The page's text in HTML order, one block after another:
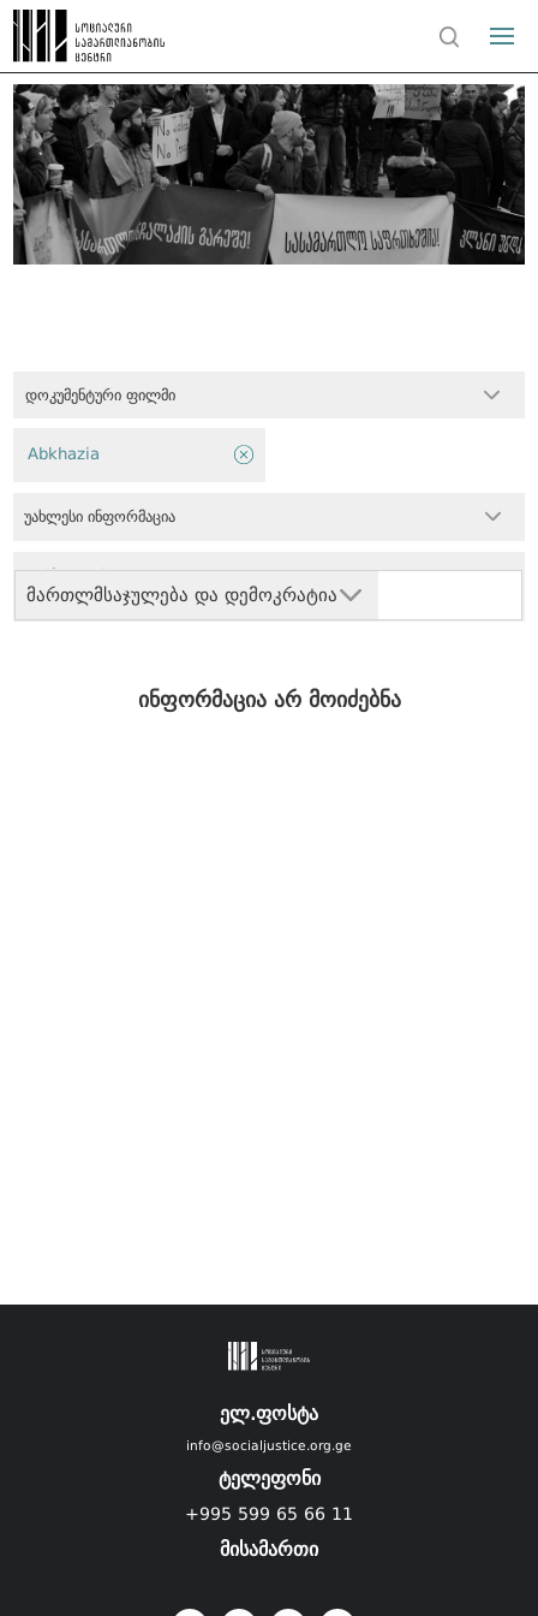
დოკუმენტური ფილმი
მართლმსაჯულება და დემოკრატია
Abkhazia
უახლესი ინფორმაცია
ინფორმაცია არ მოიძებნა
ელ.ფოსტა
info@socialjustice.org.ge
ტელეფონი
+995 599 65 66 11
მისამართი